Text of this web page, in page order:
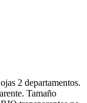
2 departamentos.
Tamaño